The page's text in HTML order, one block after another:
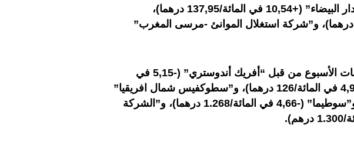
و”الشركة العامة لأشغال البناء بالدار البيضاء” (+10,54 في المائة/137,95 درهما)،
و”اليانس” (+8,4 في المائة/64,5 درهما)، و”شركة استغلال الموانئ -مرسى المغرب”
في المقابل، سجلت أقوى انخفاضات الأسبوع من قبل “أفريك أندوستري” (-5,15 في
المائة/350 درهما)، و”ريسما” (-4,91 في المائة/126 درهما)، و”سطوكفيس شمال افريقيا”
(-4,73 في المائة/10,67 درهما)، و”سوطيما” (-4,66 في المائة/1.268 درهما)، و”الشركة